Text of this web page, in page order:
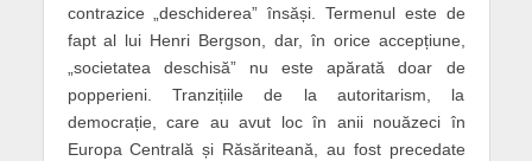
contrazice „deschiderea” însăși. Termenul este de
fapt al lui Henri Bergson, dar, în orice accepțiune,
„societatea deschisă” nu este apărată doar de
popperieni. Tranzițiile de la autoritarism, la
democrație, care au avut loc în anii nouăzeci în
Europa Centrală și Răsăriteană, au fost precedate